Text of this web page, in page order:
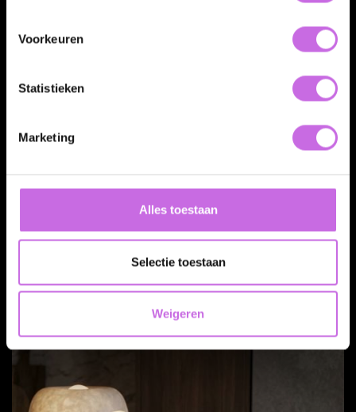
Voorkeuren
Statistieken
Marketing
Alles toestaan
Selectie toestaan
Weigeren